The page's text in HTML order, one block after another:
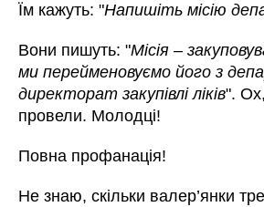
Їм кажуть: "Напишіть місію
Вони пишуть: "Місія –
ми перейменовуємо його з
директорат закупівлі ліків".
провели. Молодці!
Повна профанація!
Не знаю, скільки валер’янки